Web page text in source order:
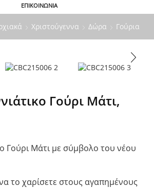
ΕΠΙΚΟΙΝΩΝΙΑ
Χριστούγεννα Δώρα Γούρια
Γούρι Μάτι,
Γούρι Μάτι με σύμβολο του νέου
το χαρίσετε στους αγαπημένους